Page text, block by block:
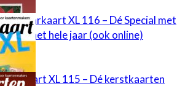
XL 116 – Dé Special met
voor het hele jaar (ook online)
XL 115 – Dé kerstkaarten